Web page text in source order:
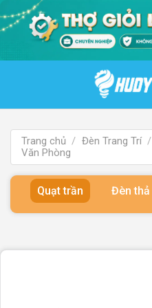
qua
Trang chủ / Đèn Trang Trí /
Văn Phòng
Quạt trần Đèn thả